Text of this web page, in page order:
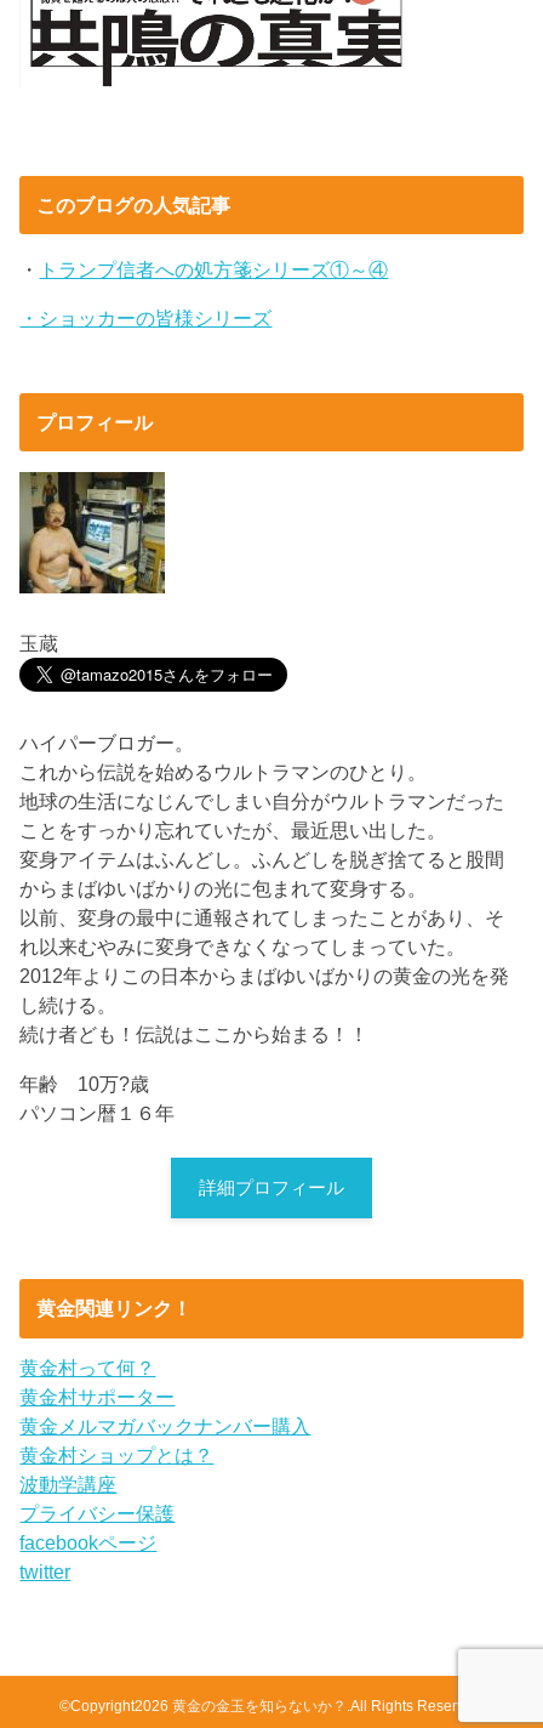
このブログの人気記事
・ トランプ信者への処方箋シリーズ①～④
・ショッカーの皆様シリーズ
プロフィール
玉蔵
ハイパーブロガー。
これから伝説を始めるウルトラマンのひとり。
地球の生活になじんでしまい自分がウルトラマンだった
ことをすっかり忘れていたが、最近思い出した。
変身アイテムはふんどし。ふんどしを脱ぎ捨てると股間
からまばゆいばかりの光に包まれて変身する。
以前、変身の最中に通報されてしまったことがあり、そ
れ以来むやみに変身できなくなってしまっていた。
2012年よりこの日本からまばゆいばかりの黄金の光を発
し続ける。
続け者ども！伝説はここから始まる！！
年齢 10万?歳
パソコン暦１６年
詳細プロフィール
黄金関連リンク！
黄金村って何？
黄金村サポーター
黄金メルマガバックナンバー購入
黄金村ショップとは？
波動学講座
プライバシー保護
facebookページ
twitter
©Copyright2026 黄金の金玉を知らないか？ .All Rights Reserved.